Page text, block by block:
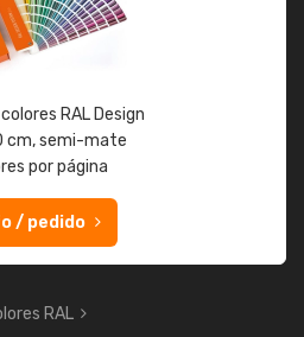
RAL Design
cm, semi-mate
por página
/ pedido
RAL